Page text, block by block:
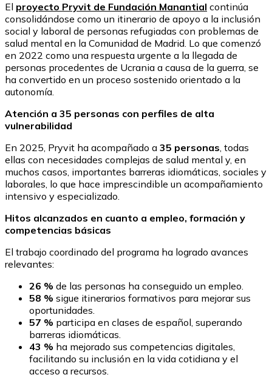
El proyecto Pryvit de Fundación Manantial continúa
consolidándose como un itinerario de apoyo a la inclusión
social y laboral de personas refugiadas con problemas de
salud mental en la Comunidad de Madrid. Lo que comenzó
en 2022 como una respuesta urgente a la llegada de
personas procedentes de Ucrania a causa de la guerra, se
ha convertido en un proceso sostenido orientado a la
autonomía.
Atención a 35 personas con perfiles de alta
vulnerabilidad
En 2025, Pryvit ha acompañado a 35 personas, todas
ellas con necesidades complejas de salud mental y, en
muchos casos, importantes barreras idiomáticas, sociales y
laborales, lo que hace imprescindible un acompañamiento
intensivo y especializado.
Hitos alcanzados en cuanto a empleo, formación y
competencias básicas
El trabajo coordinado del programa ha logrado avances
relevantes:
26 % de las personas ha conseguido un empleo.
58 % sigue itinerarios formativos para mejorar sus
oportunidades.
57 % participa en clases de español, superando
barreras idiomáticas.
43 % ha mejorado sus competencias digitales,
facilitando su inclusión en la vida cotidiana y el
acceso a recursos.